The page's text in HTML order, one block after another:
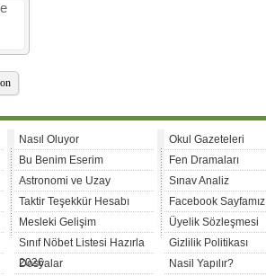
Nasıl Oluyor
Bu Benim Eserim
Astronomi ve Uzay
Taktir Teşekkür Hesabı
Mesleki Gelişim
Sınıf Nöbet Listesi Hazırla
2026
Dosyalar
Okul Gazeteleri
Fen Dramaları
Sınav Analiz
Facebook Sayfamız
Üyelik Sözleşmesi
Gizlilik Politikası
Nasil Yapılır?